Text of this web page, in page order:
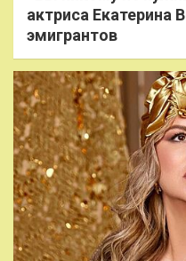
актриса Екатерина
эмигрантов